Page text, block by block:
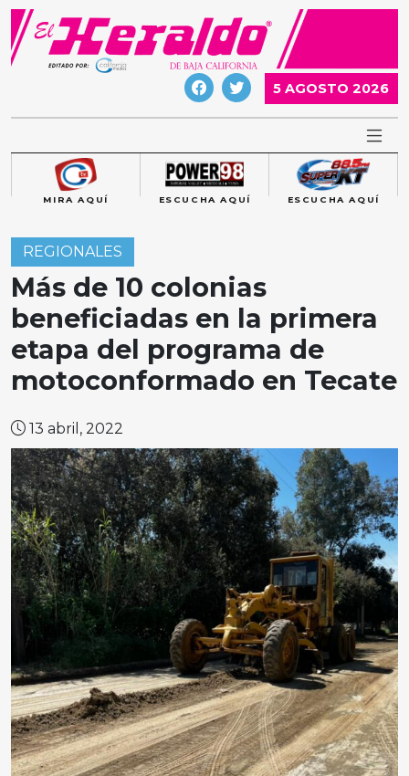
Skip
content
5 AGOSTO 2026
MIRA AQUÍ ESCUCHA AQUÍ ESCUCHA AQUÍ
REGIONALES
Más de 10 colonias
beneficiadas en la primera
etapa del programa de
motoconformado en Tecate
13 abril, 2022